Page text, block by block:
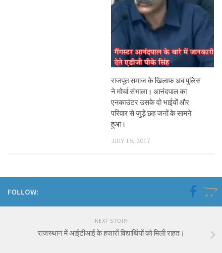
राजपूत समाज के खिलाफ अब पुलिस
ने मोर्चा संभाला। आनंदपाल का
एनकाउंटर उसके दो भाईयों और
परिवार से जुड़े छह जनों के सामने
हुआ।
JULY 16, 2017
FOLLOW:
NEXT STORY
राजस्थान में आईटीआई के हजारों विद्यार्थियों को मिली राहत।